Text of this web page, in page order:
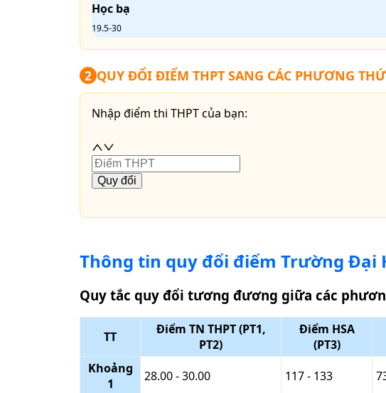
Học bạ
19.5-30
2 QUY ĐỔI ĐIỂM THPT SANG CÁC PHƯƠNG
Nhập điểm thi THPT của bạn:
Quy đổi
Thông tin quy đổi điểm Trường Đại
Quy tắc quy đổi tương đương giữa các
TT
Điểm TN THPT (PT1,
PT2)
Điểm HSA
(PT3)
Khoảng
1
28.00 - 30.00 117 - 133